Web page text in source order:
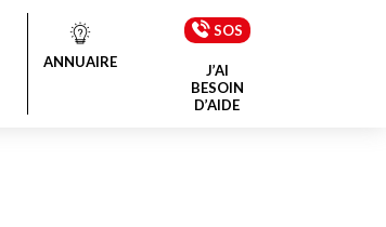
ANNUAIRE
SOS
J’AI
BESOIN
D’AIDE